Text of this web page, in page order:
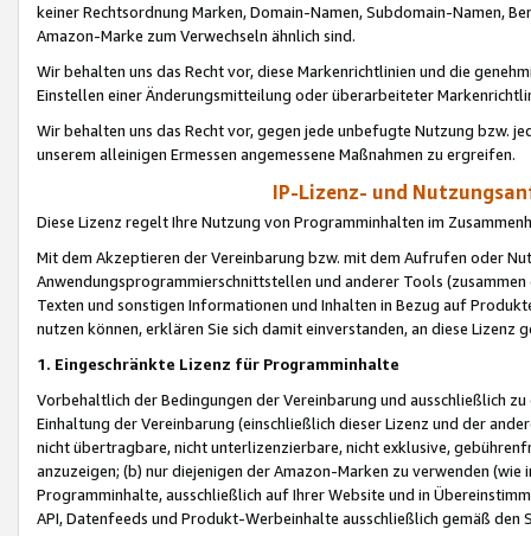
keiner Rechtsordnung Marken, Domain-Namen, Subdomain-Namen,
Amazon-Marke zum Verwechseln ähnlich sind.
Wir behalten uns das Recht vor, diese Markenrichtlinien und die
Einstellen einer Änderungsmitteilung oder überarbeiteter
Wir behalten uns das Recht vor, gegen jede unbefugte Nutzung bzw.
unserem alleinigen Ermessen angemessene Maßnahmen zu ergreifen.
IP-Lizenz- und
Diese Lizenz regelt Ihre Nutzung von Programminhalten im
Mit dem Akzeptieren der Vereinbarung bzw. mit dem Aufrufen oder
Anwendungsprogrammierschnittstellen und anderer Tools (zusammen
Texten und sonstigen Informationen und Inhalten in Bezug auf
nutzen können, erklären Sie sich damit einverstanden, an diese Lizenz
1. Eingeschränkte Lizenz für Programminhalte
Vorbehaltlich der Bedingungen der Vereinbarung und ausschließlich
Einhaltung der Vereinbarung (einschließlich dieser Lizenz und der
nicht übertragbare, nicht unterlizenzierbare, nicht exklusive,
anzuzeigen; (b) nur diejenigen der Amazon-Marken zu verwenden
Programminhalte, ausschließlich auf Ihrer Website und in
API, Datenfeeds und Produkt-Werbeinhalte ausschließlich gemäß